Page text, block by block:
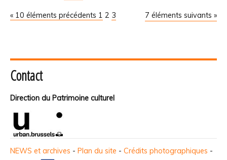
« 10 éléments précédents 7 éléments suivants »
1 2 3
Contact
Direction du Patrimoine culturel
NEWS et archives - Plan du site - Crédits photographiques -